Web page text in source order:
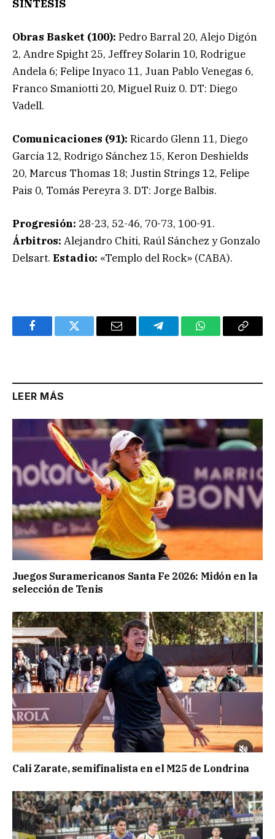
SINTESIS
Obras Basket (100): Pedro Barral 20, Alejo Digón
2, Andre Spight 25, Jeffrey Solarin 10, Rodrigue
Andela 6; Felipe Inyaco 11, Juan Pablo Venegas 6,
Franco Smaniotti 20, Miguel Ruiz 0. DT: Diego
Vadell.
Comunicaciones (91): Ricardo Glenn 11, Diego
García 12, Rodrigo Sánchez 15, Keron Deshields
20, Marcus Thomas 18; Justin Strings 12, Felipe
Pais 0, Tomás Pereyra 3. DT: Jorge Balbis.
Progresión: 28-23, 52-46, 70-73, 100-91.
Árbitros: Alejandro Chiti, Raúl Sánchez y Gonzalo
Delsart. Estadio: «Templo del Rock» (CABA).
FacebookTwitter Email TelegramWhatsAppCopy
LEER MÁS
Juegos Suramericanos Santa Fe 2026: Midón en la
selección de Tenis
Cali Zarate, semifinalista en el M25 de Londrina